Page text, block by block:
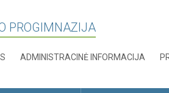
PROGIMNAZIJA
ADMINISTRACINĖ INFORMACIJA